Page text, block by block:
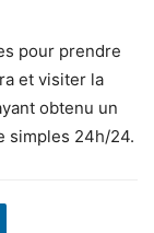
pour prendre
et visiter la
obtenu un
simples 24h/24.